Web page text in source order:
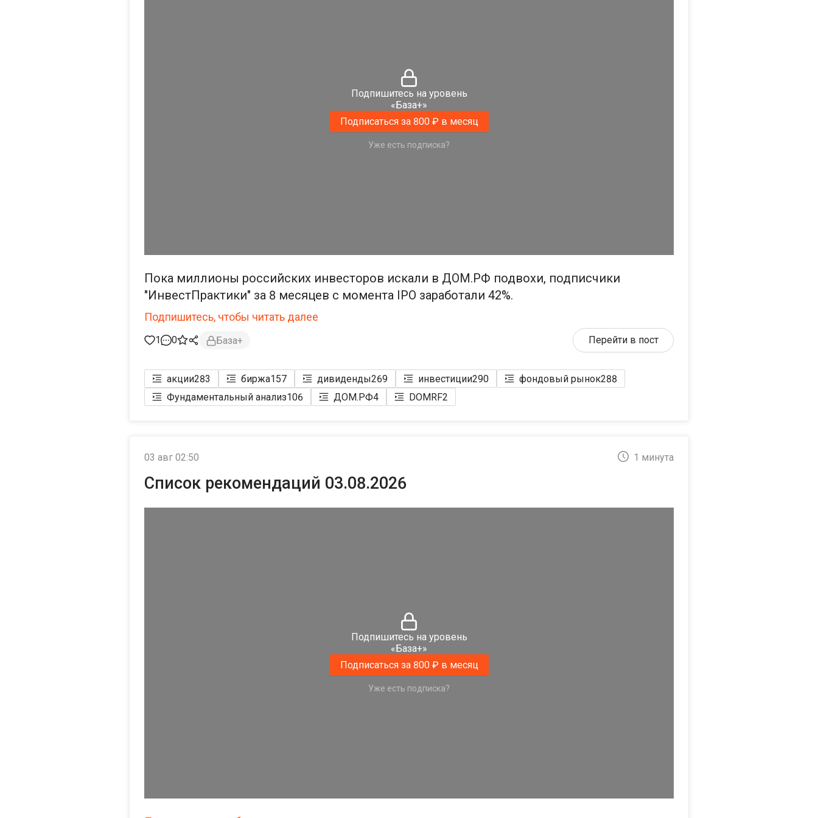
Подпишитесь на уровень
«База+»
Подписаться за 800 ₽ в месяц
Уже есть подписка?
Пока миллионы российских инвесторов искали в ДОМ.РФ подвохи, подписчики
"ИнвестПрактики" за 8 месяцев с момента IPO заработали 42%.
Подпишитесь, чтобы читать далее
1 0 База+ Перейти в пост
акции283 биржа157 дивиденды269 инвестиции290 фондовый рынок288
Фундаментальный анализ106 ДОМ.РФ4 DOMRF2
03 авг 02:50 1 минута
Список рекомендаций 03.08.2026
Подпишитесь на уровень
«База+»
Подписаться за 800 ₽ в месяц
Уже есть подписка?